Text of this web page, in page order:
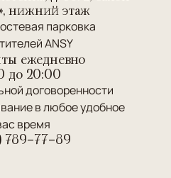
нижний этаж
парковка
ANSY
ежедневно
до 20:00
договоренности
в любое удобное
время
789-77-89